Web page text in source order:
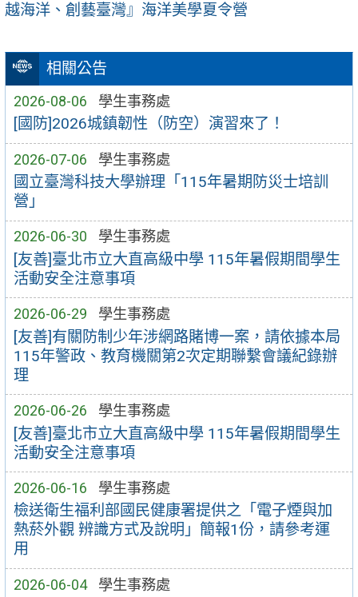
相關公告
2026-08-06 學生事務處
[國防]2026城鎮韌性（防空）演習來了！
2026-07-06 學生事務處
國立臺灣科技大學辦理「115年暑期防災士培訓
營」
2026-06-30 學生事務處
[友善]臺北市立大直高級中學 115年暑假期間學生
活動安全注意事項
2026-06-29 學生事務處
[友善]有關防制少年涉網路賭博一案，請依據本局
115年警政、教育機關第2次定期聯繫會議紀錄辦
理
2026-06-26 學生事務處
[友善]臺北市立大直高級中學 115年暑假期間學生
活動安全注意事項
2026-06-16 學生事務處
檢送衛生福利部國民健康署提供之「電子煙與加
熱菸外觀 辨識方式及說明」簡報1份，請參考運
用
2026-06-04 學生事務處
越海洋、創藝臺灣』海洋美學夏令營